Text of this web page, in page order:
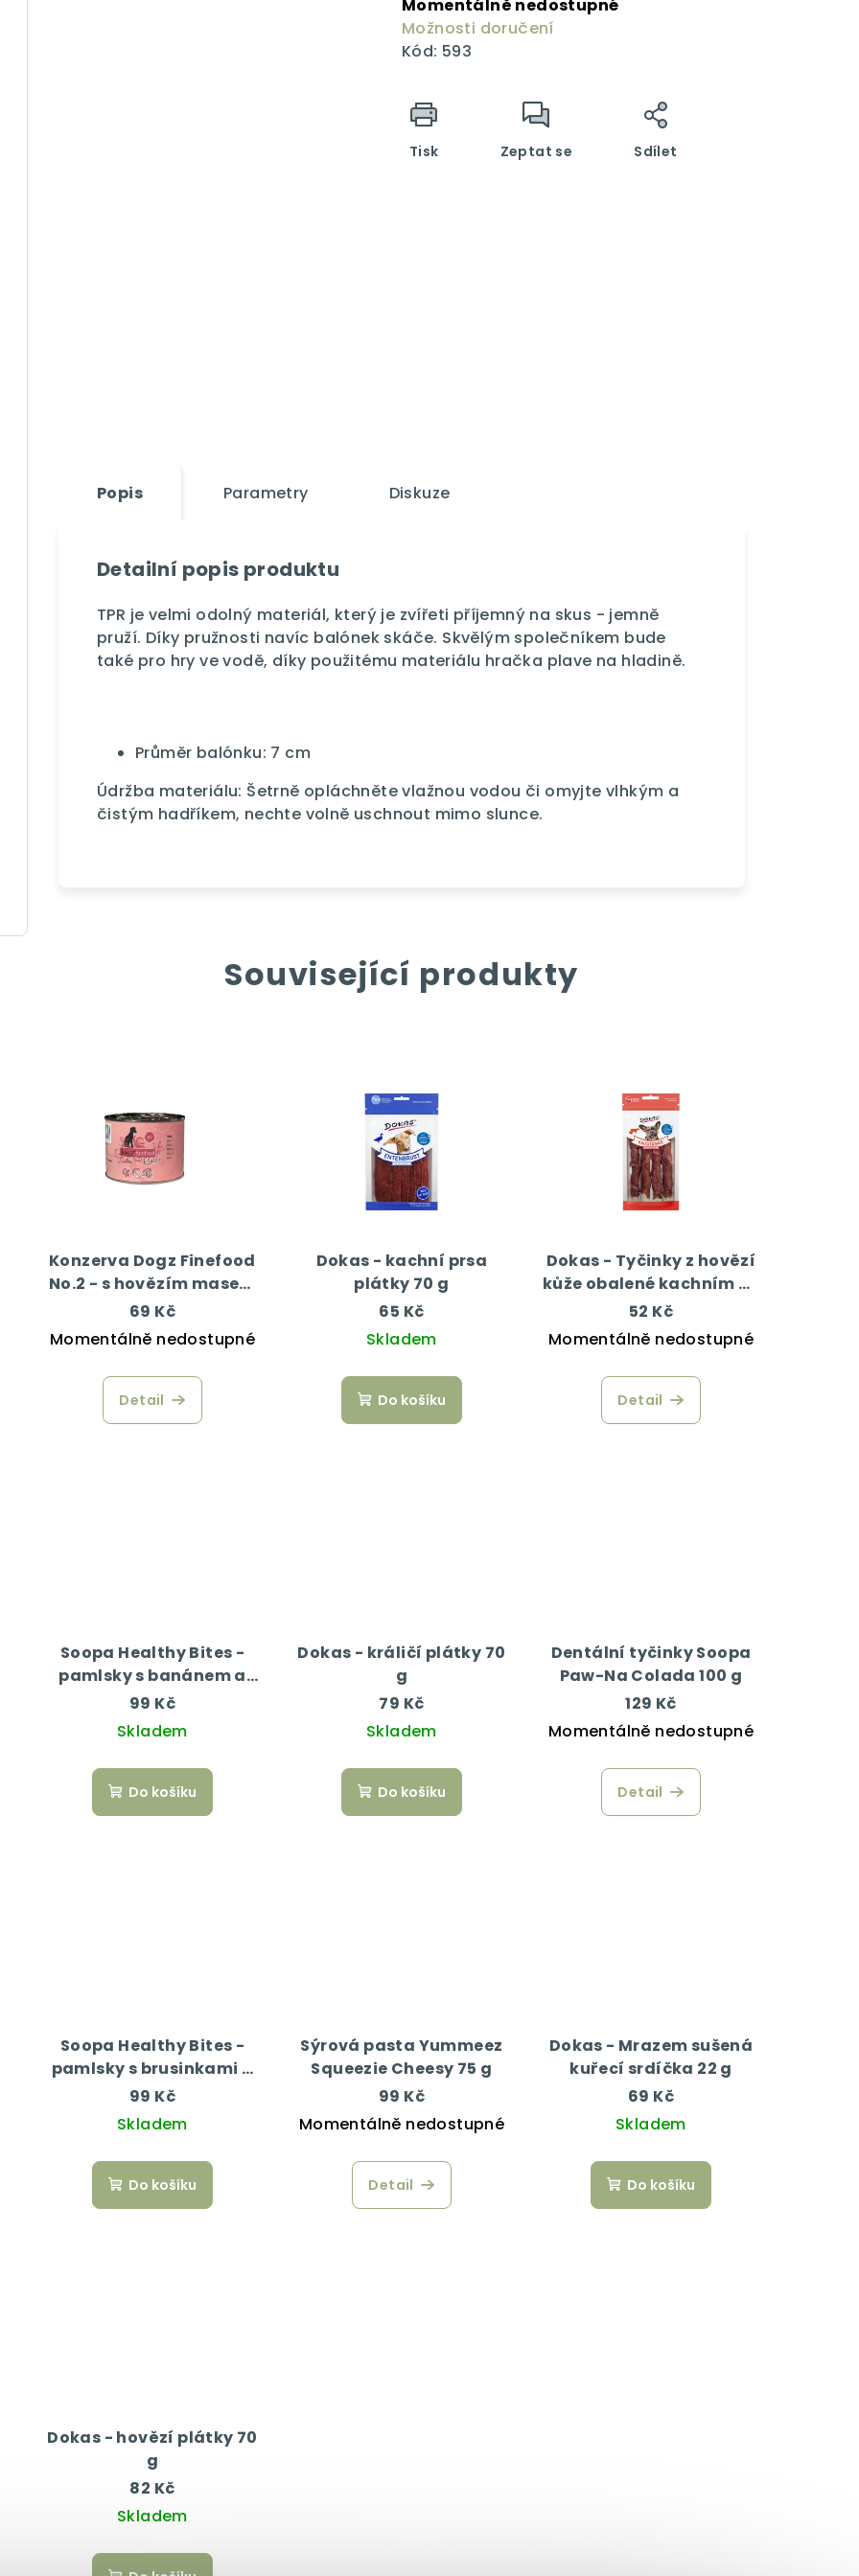
Momentálně nedostupné
Možnosti doručení
Kód: 593
Tisk Zeptat se Sdílet
Popis Parametry Diskuze
Detailní popis produktu
TPR je velmi odolný materiál, který je zvířeti příjemný na skus - jemně
pruží. Díky pružnosti navíc balónek skáče. Skvělým společníkem bude
také pro hry ve vodě, díky použitému materiálu hračka plave na hladině.
Průměr balónku: 7 cm
Údržba materiálu: Šetrně opláchněte vlažnou vodou či omyjte vlhkým a
čistým hadříkem, nechte volně uschnout mimo slunce.
Související produkty
Konzerva Dogz Finefood
No.2 - s hovězím masem
200 g
69 Kč
Momentálně nedostupné
Detail
Dokas - kachní prsa
plátky 70 g
65 Kč
Skladem
Do košíku
Dokas - Tyčinky z hovězí
kůže obalené kachním 50
g
52 Kč
Momentálně nedostupné
Detail
Soopa Healthy Bites -
pamlsky s banánem a
arašídovým máslem 50 g
99 Kč
Skladem
Do košíku
Dokas - králičí plátky 70
g
79 Kč
Skladem
Do košíku
Dentální tyčinky Soopa
Paw-Na Colada 100 g
129 Kč
Momentálně nedostupné
Detail
Soopa Healthy Bites -
pamlsky s brusinkami a
batáty 50 g
99 Kč
Skladem
Do košíku
Sýrová pasta Yummeez
Squeezie Cheesy 75 g
99 Kč
Momentálně nedostupné
Detail
Dokas - Mrazem sušená
kuřecí srdíčka 22 g
69 Kč
Skladem
Do košíku
Dokas - hovězí plátky 70
g
82 Kč
Skladem